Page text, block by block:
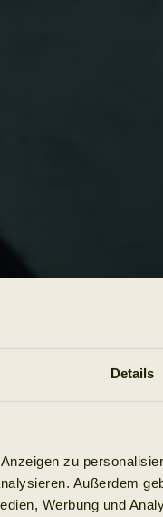
Details
zu
Außerdem
Werbung und